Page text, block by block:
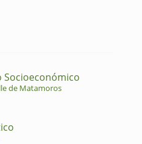
Socioeconómico
de Matamoros